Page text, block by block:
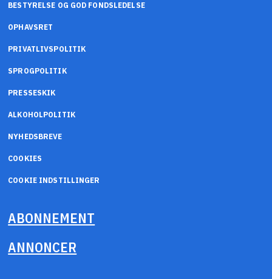
BESTYRELSE OG GOD FONDSLEDELSE
OPHAVSRET
PRIVATLIVSPOLITIK
SPROGPOLITIK
PRESSESKIK
ALKOHOLPOLITIK
NYHEDSBREVE
COOKIES
COOKIE INDSTILLINGER
ABONNEMENT
ANNONCER